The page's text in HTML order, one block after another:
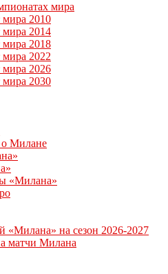
мира
2010
2014
2018
2022
2026
2030
Милане
«Милана»
«Милана» на сезон 2026-2027
матчи Милана